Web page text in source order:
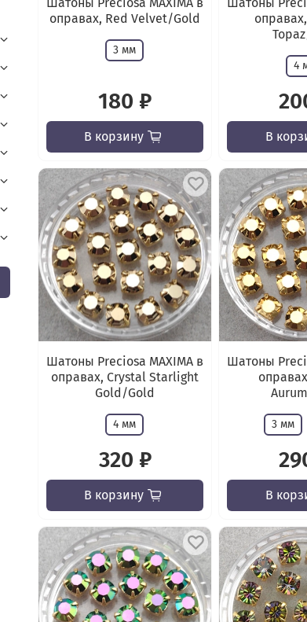
Шатоны Preciosa MAXIMA в
оправах, Red Velvet/Gold
3 мм
180 ₽
В корзину
Шатоны
4
В
Шатоны Preciosa MAXIMA в
оправах, Crystal Starlight
Gold/Gold
4 мм
320 ₽
В корзину
Шатоны
3 мм
В